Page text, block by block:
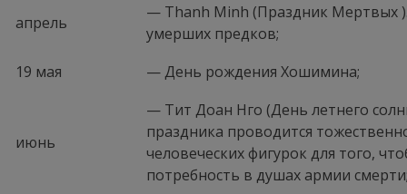
апрель
— Thanh Minh (Праздник Мертвых ).
умерших предков;
19 мая
— День рождения Хошимина;
июнь
— Тит Доан Нго (День летнего
праздника проводится
человеческих фигурок для того,
потребность в душах армии